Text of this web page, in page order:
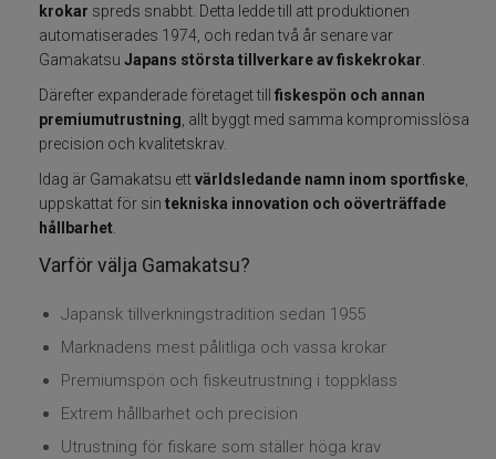
Vinterfiske
Kläder
Trolling
Specimenfiske
Varumärken
Grundéns
Mikado
krokar spreds snabbt. Detta ledde till att produktionen
automatiserades 1974, och redan två år senare var
Gamakatsu Japans största tillverkare av fiskekrokar.
Därefter expanderade företaget till fiskespön och annan
premiumutrustning, allt byggt med samma kompromisslösa
precision och kvalitetskrav.
Idag är Gamakatsu ettvärldsledande namn inom sportfiske,
uppskattat för sin tekniska innovation och oöverträffade
hållbarhet.
Varför välja Gamakatsu?
Japansk tillverkningstradition sedan 1955
Marknadens mest pålitliga och vassa krokar
Premiumspön och fiskeutrustning i toppklass
Extrem hållbarhet och precision
Utrustning för fiskare som ställer höga krav